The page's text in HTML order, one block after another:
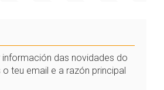
información das novidades do
teu email e a razón principal